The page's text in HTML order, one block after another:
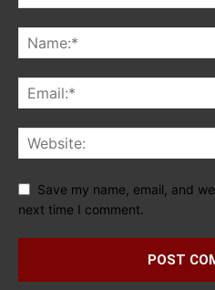
Save my name, email, and
next time I comment.